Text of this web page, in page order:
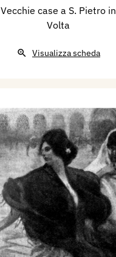
Vecchie case a S. Pietro in
Volta
Visualizza scheda